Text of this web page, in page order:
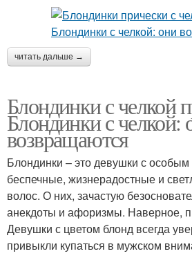
читать дальше →
Блондинки с челкой
Блондинки с челкой:
возвращаются
Блондинки – это девушки с особым
беспечные, жизнерадостные и
волос. О них, зачастую
анекдоты и афоризмы. Наверное,
Девушки с цветом блонд всегда
привыкли купаться в мужском